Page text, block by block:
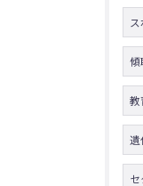
傾
教
遺
セ